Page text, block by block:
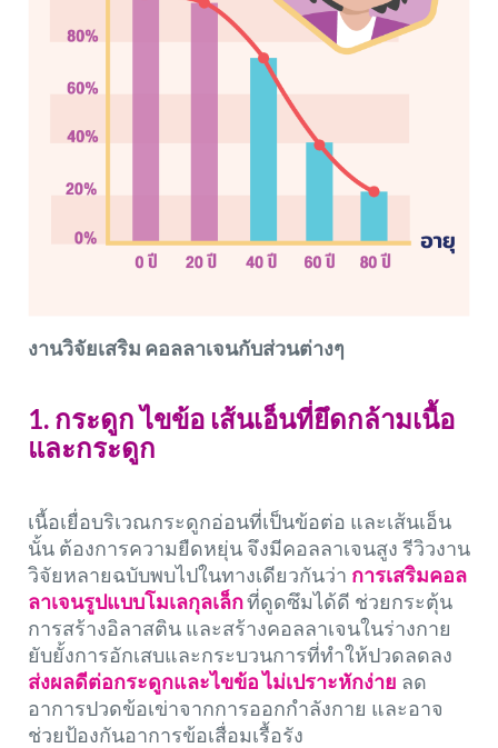
งานวิจัยเสริม คอลลาเจนกับส่วนต่างๆ
1. กระดูก ไขข้อ เส้นเอ็นที่ยึดกล้ามเนื้อ
และกระดูก
เนื้อเยื่อบริเวณกระดูกอ่อนที่เป็นข้อต่อ และเส้นเอ็น
นั้น ต้องการความยืดหยุ่น จึงมีคอลลาเจนสูง รีวิวงาน
วิจัยหลายฉบับพบไปในทางเดียวกันว่า การเสริมคอล
ลาเจนรูปแบบโมเลกุลเล็กที่ดูดซึมได้ดี ช่วยกระตุ้น
การสร้างอิลาสติน และสร้างคอลลาเจนในร่างกาย
ยับยั้งการอักเสบและกระบวนการที่ทำให้ปวดลดลง
ส่งผลดีต่อกระดูกและไขข้อ ไม่เปราะหักง่าย ลด
อาการปวดข้อเข่าจากการออกกำลังกาย และอาจ
ช่วยป้องกันอาการข้อเสื่อมเรื้อรัง